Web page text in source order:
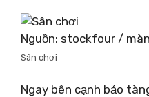
Nguồn: stockfour /
Sân chơi
Ngay bên cạnh bảo